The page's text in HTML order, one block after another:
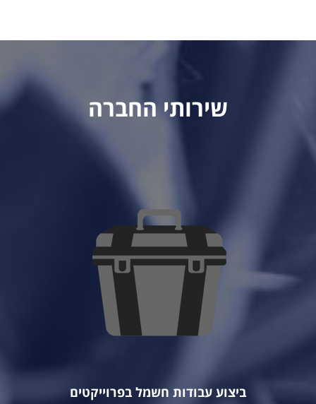
שירותי החברה
ביצוע עבודות חשמל בפרוייקטים